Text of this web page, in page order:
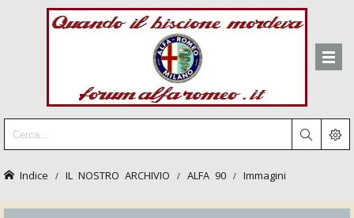
Indice IL NOSTRO ARCHIVIO ALFA 90 Immagini